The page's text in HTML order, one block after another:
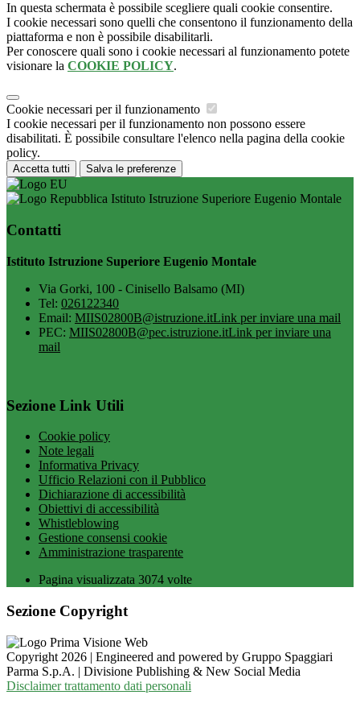
In questa schermata è possibile scegliere quali cookie consentire.
I cookie necessari sono quelli che consentono il funzionamento della
piattaforma e non è possibile disabilitarli.
Per conoscere quali sono i cookie necessari al funzionamento potete
visionare la COOKIE POLICY.
Cookie necessari per il funzionamento
I cookie necessari per il funzionamento non possono essere
disabilitati. È possibile consultare l'elenco nella pagina della cookie
policy.
Accetta tutti Salva le preferenze
Istituto Istruzione Superiore Eugenio Montale
Contatti
Istituto Istruzione Superiore Eugenio Montale
Via Gorki, 100 - Cinisello Balsamo (MI)
Tel: 026122340
Email: MIIS02800B@istruzione.itLink per inviare una mail
PEC: MIIS02800B@pec.istruzione.itLink per inviare una
mail
Sezione Link Utili
Cookie policy
Note legali
Informativa Privacy
Ufficio Relazioni con il Pubblico
Dichiarazione di accessibilità
Obiettivi di accessibilità
Whistleblowing
Gestione consensi cookie
Amministrazione trasparente
Pagina visualizzata 3074 volte
Sezione Copyright
Copyright 2026 | Engineered and powered by Gruppo Spaggiari
Parma S.p.A. | Divisione Publishing & New Social Media
Disclaimer trattamento dati personali